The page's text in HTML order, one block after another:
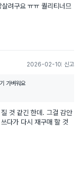
려구요 ㅠㅠ 퀄리티너므
2026-02-10 신고
가벼워요
것 같긴 한데. 그걸 감안
다가 다시 재구매 할 것